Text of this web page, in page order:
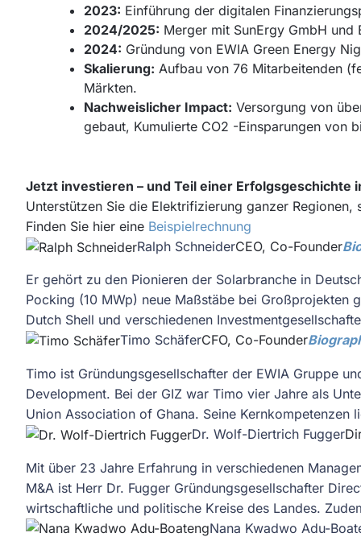
2023: Einführung der digitalen
2024/2025: Merger mit SunErgy GmbH
2024: Gründung von EWIA Green Energy
Skalierung: Aufbau von 76 Mitarbeitenden
Märkten.
Nachweislicher Impact: Versorgung von
gebaut, Kumulierte CO2 -Einsparungen von
Jetzt investieren – und Teil einer Erfolgsgeschichte
Unterstützen Sie die Elektrifizierung ganzer
Finden Sie hier eine Beispielrechnung
Ralph SchneiderCEO, Co-Founder
Er gehört zu den Pionieren der Solarbranche in
Pocking (10 MWp) neue Maßstäbe bei Großprojekten
Dutch Shell und verschiedenen
Timo SchäferCFO, Co-Founder
Timo ist Gründungsgesellschafter der EWIA Gruppe
Development. Bei der GIZ war Timo vier Jahre als
Union Association of Ghana. Seine
Dr. Wolf-Diertrich Fugger
Mit über 23 Jahre Erfahrung in verschiedenen
M&A ist Herr Dr. Fugger Gründungsgesellschafter
wirtschaftliche und politische Kreise des Landes.
Nana Kwadwo Adu-